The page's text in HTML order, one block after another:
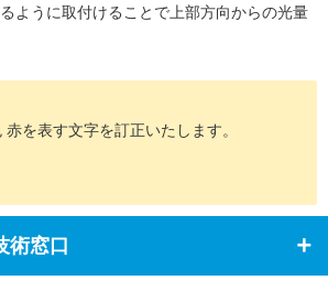
ように取付けることで上部方向からの光量
均一光での照射が可能になりました。
の2つの照明は完全に独立しています。
／OFF制御も自由な設定に対応します。
きさにより小型、中型、大型の3タイプを
条件などにより選択ください。
・紫外色を標準で揃えています。ドーム照
すぐ対応できます。
を表す文字を訂正いたします。
術窓口